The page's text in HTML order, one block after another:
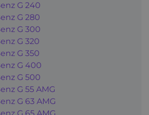
G 240
G 280
G 300
G 320
G 350
G 400
G 500
G 55 AMG
G 63 AMG